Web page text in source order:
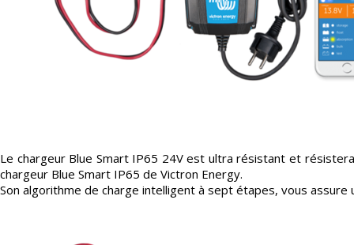
Le chargeur Blue Smart IP65 24V est ultra résistant et
chargeur Blue Smart IP65 de Victron Energy.
Son algorithme de charge intelligent à sept étapes, vous